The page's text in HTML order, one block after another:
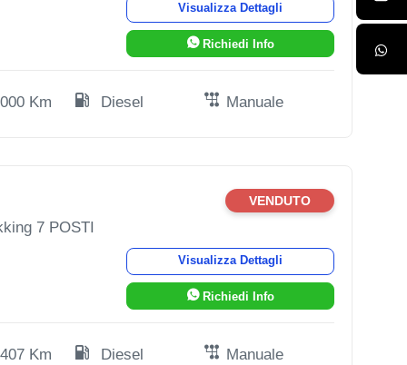
Visualizza Dettagli
Richiedi Info
Km Diesel Manuale
7 POSTI
VENDUTO
Visualizza Dettagli
Richiedi Info
Km Diesel Manuale